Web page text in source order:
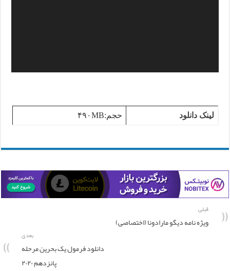
لینک دانلود حجم:۴۹۰MB
قبلی
ویژه نامه دیگو مارادونا (اختصاصی)
بعدی
دانلود فرمول یک بحرین مرحله
پانزدهم ۲۰۲۰